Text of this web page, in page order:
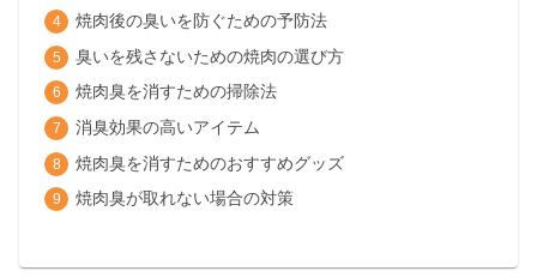
焼肉後の臭いを防ぐための予防法
臭いを残さないための焼肉の選び方
焼肉臭を消すための掃除法
消臭効果の高いアイテム
焼肉臭を消すためのおすすめグッズ
焼肉臭が取れない場合の対策